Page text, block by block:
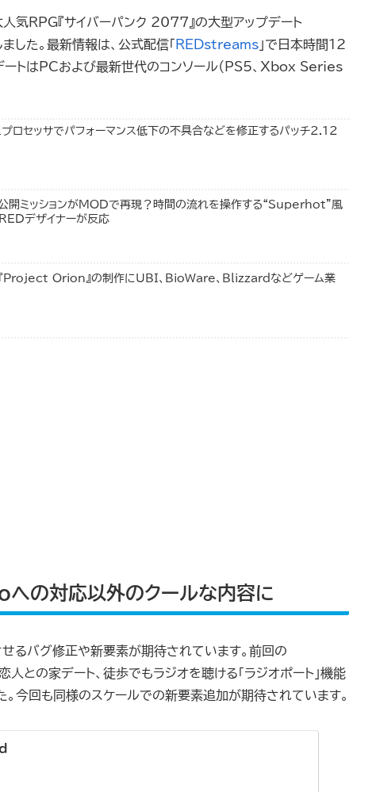
『サイバーパンク 2077』の大型アップデート
した。最新情報は、公式配信「 REDstreams」で日本時間12
ートはPCおよび最新世代のコンソール（PS5、Xbox Series
ロセッサでパフォーマンス低下の不具合などを修正するパッチ2.12
開ミッションがMODで再現？時間の流れを操作する“Superhot”風
デザイナーが反応
Project Orion』の制作にUBI、BioWare、Blizzardなどゲーム業
への対応以外のクールな内容に
るバグ修正や新要素が期待されています。前回の
人との家デート、徒歩でもラジオを聴ける「ラジオポート」機能
今回も同様のスケールでの新要素追加が期待されています。